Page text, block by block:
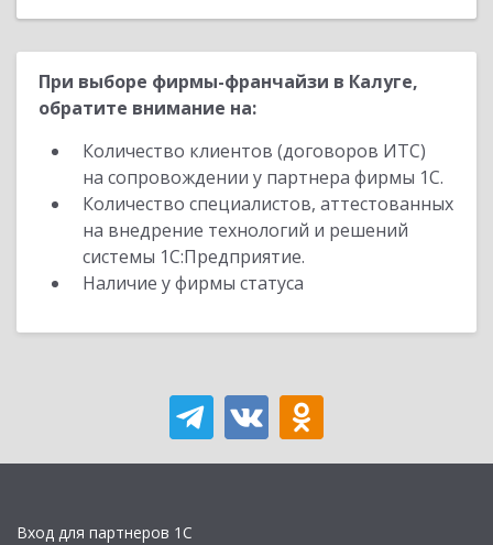
При выборе фирмы-франчайзи в Калуге,
обратите внимание на:
Количество клиентов (договоров ИТС)
на сопровождении у партнера фирмы 1С.
Количество специалистов, аттестованных
на внедрение технологий и решений
системы 1С:Предприятие.
Наличие у фирмы статуса
Вход для партнеров 1С